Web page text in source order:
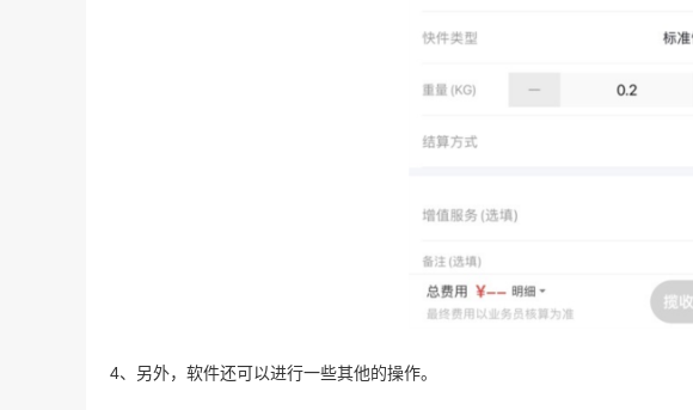
4、另外，软件还可以进行一些其他的操作。